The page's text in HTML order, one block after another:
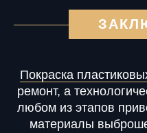
Покраска
ремонт, а
любом из этапов
материалы